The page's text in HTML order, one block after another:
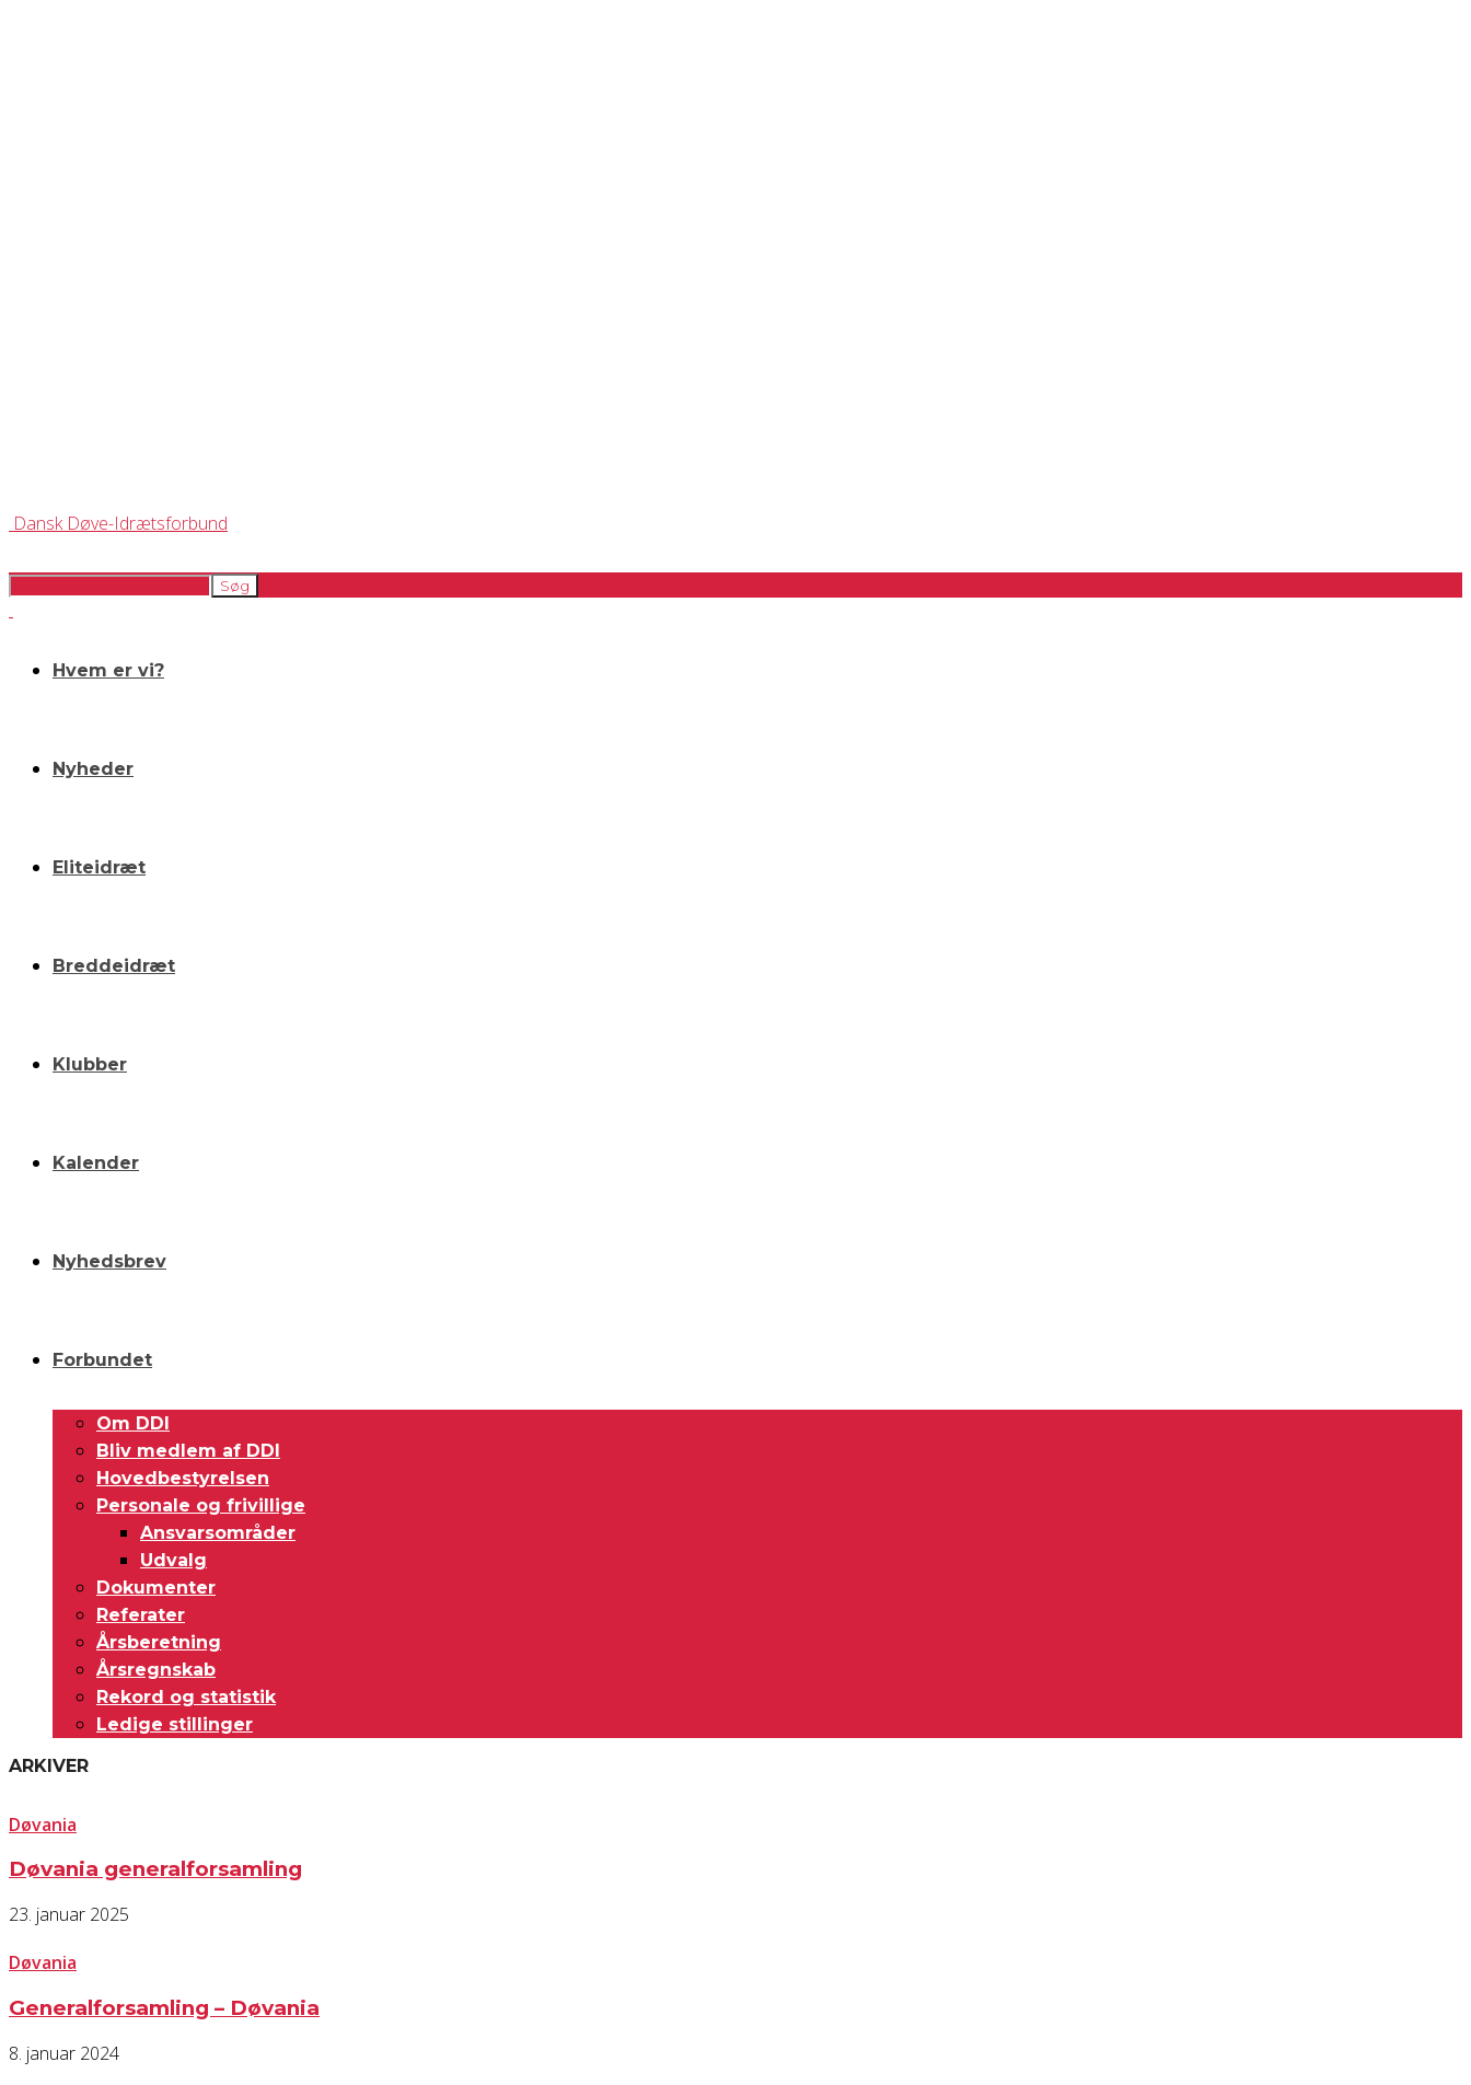
Dansk Døve-Idrætsforbund
Hvem er vi?
Nyheder
Eliteidræt
Breddeidræt
Klubber
Kalender
Nyhedsbrev
Forbundet
Om DDI
Bliv medlem af DDI
Hovedbestyrelsen
Personale og frivillige
Ansvarsområder
Udvalg
Dokumenter
Referater
Årsberetning
Årsregnskab
Rekord og statistik
Ledige stillinger
ARKIVER
Døvania
Døvania generalforsamling
23. januar 2025
Døvania
Generalforsamling – Døvania
8. januar 2024